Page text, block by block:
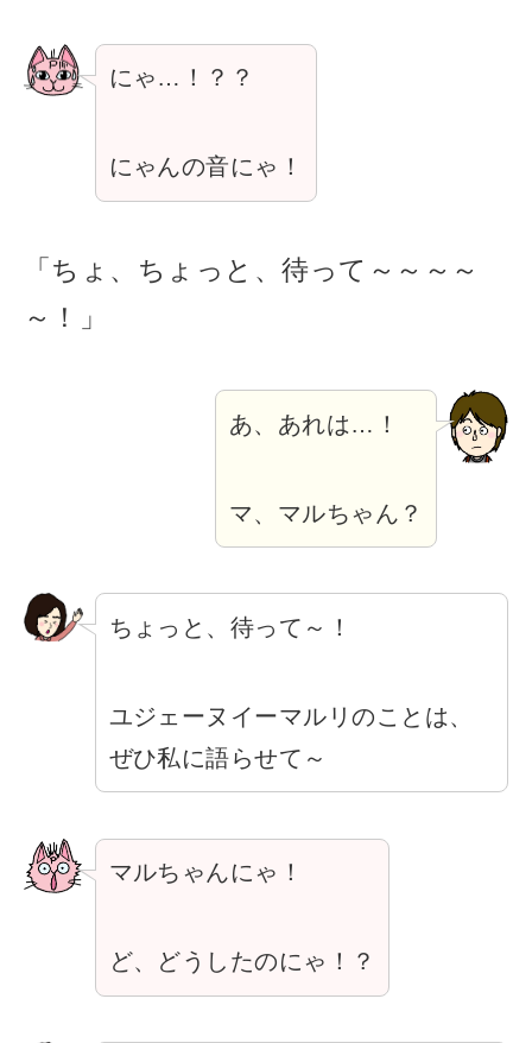
にゃ…！？？
にゃんの音にゃ！
「ちょ、ちょっと、待って～～～～
～！」
あ、あれは…！
マ、マルちゃん？
ちょっと、待って～！
ユジェーヌイーマルリのことは、
ぜひ私に語らせて～
マルちゃんにゃ！
ど、どうしたのにゃ！？